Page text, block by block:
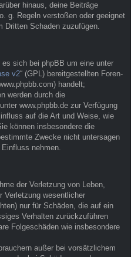
hinaus, deine Beiträge
g. Regeln verstoßen oder geeignet
Dritten Schaden zuzufügen.
sich bei phpBB um eine unter
v2“ (GPL) bereitgestellten Foren-
handelt;
werden durch die
www.phpbb.de zur Verfügung
auf die Art und Weise, wie
können insbesondere die
Zwecke nicht untersagen
nehmen.
der Verletzung von Leben,
Verletzung wesentlicher
nur für Schäden, die auf ein
Verhalten zurückzuführen
Folgeschäden wie insbesondere
außer bei vorsätzlichem